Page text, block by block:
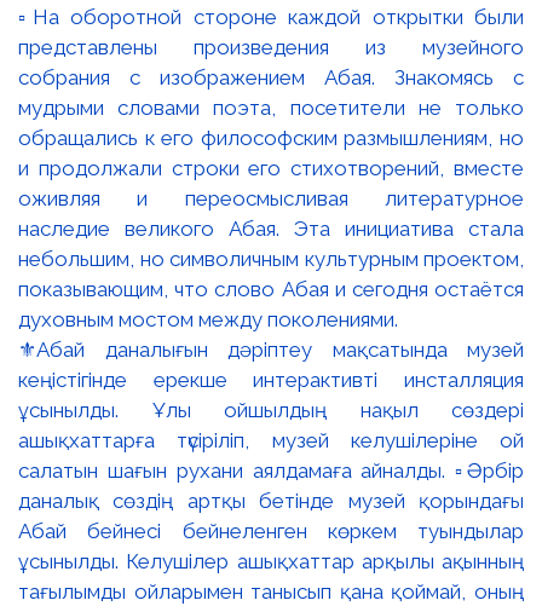
⚜️Абай даналығын дәріптеу мақсатында музей
кеңістігінде ерекше интерактивті инсталляция
ұсынылды. Ұлы ойшылдың нақыл сөздері
ашықхаттарға түсіріліп, музей келушілеріне ой
салатын шағын рухани аялдамаға айналды. ▫️Әрбір
даналық сөздің артқы бетінде музей қорындағы
Абай бейнесі бейнеленген көркем туындылар
ұсынылды. Келушілер ашықхаттар арқылы ақынның
тағылымды ойларымен танысып қана қоймай, оның